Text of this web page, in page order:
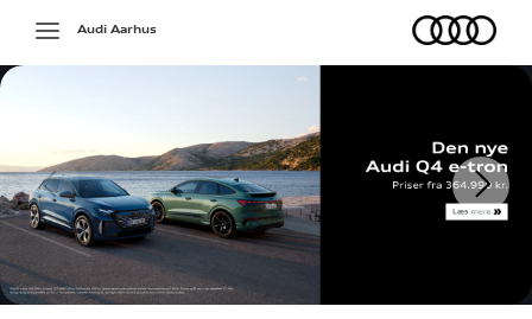
Toggle
navigation
Audi
Audi Aarhus